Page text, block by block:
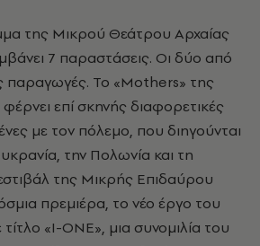
της Μικρού Θεάτρου Αρχαίας
7 παραστάσεις. Οι δύο από
παραγωγές. Το «Mothers» της
επί σκηνής διαφορετικές
με τον πόλεμο, που διηγούνται
την Πολωνία και τη
της Μικρής Επιδαύρου
πρεμιέρα, το νέο έργο του
τίτλο «Ι-ΟNE», μια συνομιλία του